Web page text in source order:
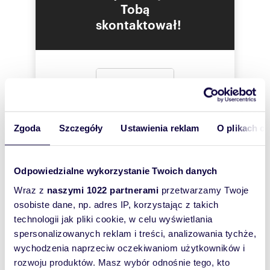
Zgoda Szczegóły Ustawienia reklam O plikach
Odpowiedzialne wykorzystanie Twoich danych
Wraz z naszymi 1022 partnerami przetwarzamy Twoje
osobiste dane, np. adres IP, korzystając z takich
technologii jak pliki cookie, w celu wyświetlania
spersonalizowanych reklam i treści, analizowania tychże,
wychodzenia naprzeciw oczekiwaniom użytkowników i
rozwoju produktów. Masz wybór odnośnie tego, kto
Tobą
skontaktował!
Interesują mnie
podobne oferty
(rozwiń)